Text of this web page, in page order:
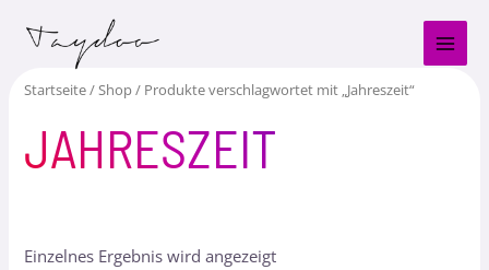
Inhalt
Startseite/Shop/ Produkte verschlagwortet mit „Jahreszeit“
JAHRESZEIT
Einzelnes Ergebnis wird angezeigt